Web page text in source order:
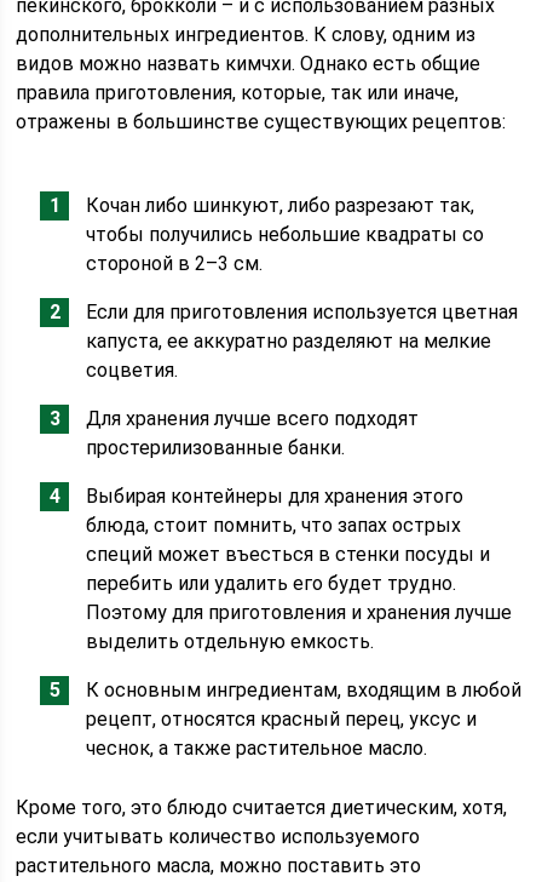
пекинского, брокколи – и с использованием разных
дополнительных ингредиентов. К слову, одним из
видов можно назвать кимчхи. Однако есть общие
правила приготовления, которые, так или иначе,
отражены в большинстве существующих рецептов:
Кочан либо шинкуют, либо разрезают так,
чтобы получились небольшие квадраты со
стороной в 2–3 см.
Если для приготовления используется цветная
капуста, ее аккуратно разделяют на мелкие
соцветия.
Для хранения лучше всего подходят
простерилизованные банки.
Выбирая контейнеры для хранения этого
блюда, стоит помнить, что запах острых
специй может въесться в стенки посуды и
перебить или удалить его будет трудно.
Поэтому для приготовления и хранения лучше
выделить отдельную емкость.
К основным ингредиентам, входящим в любой
рецепт, относятся красный перец, уксус и
чеснок, а также растительное масло.
Кроме того, это блюдо считается диетическим, хотя,
если учитывать количество используемого
растительного масла, можно поставить это